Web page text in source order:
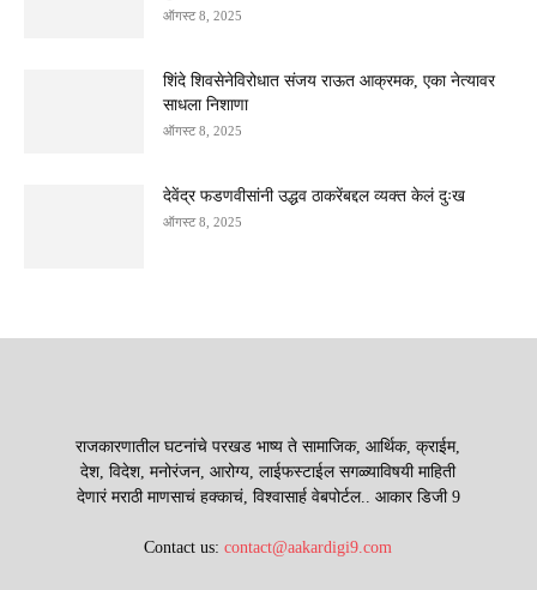
ऑगस्ट 8, 2025
शिंदे शिवसेनेविरोधात संजय राऊत आक्रमक, एका नेत्यावर
साधला निशाणा
ऑगस्ट 8, 2025
देवेंद्र फडणवीसांनी उद्धव ठाकरेंबद्दल व्यक्त केलं दुःख
ऑगस्ट 8, 2025
राजकारणातील घटनांचे परखड भाष्य ते सामाजिक, आर्थिक, क्राईम,
देश, विदेश, मनोरंजन, आरोग्य, लाईफस्टाईल सगळ्याविषयी माहिती
देणारं मराठी माणसाचं हक्काचं, विश्वासार्ह वेबपोर्टल.. आकार डिजी 9
Contact us:contact@aakardigi9.com